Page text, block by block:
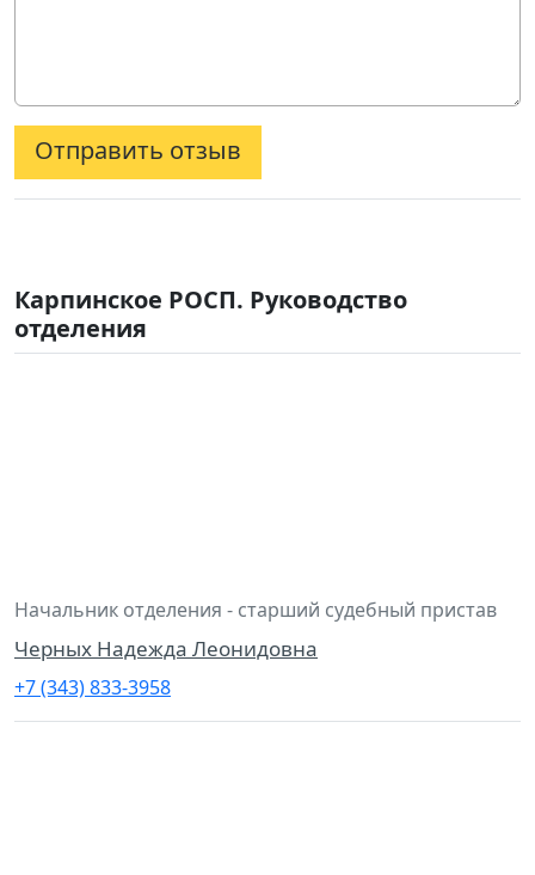
Отправить отзыв
Карпинское РОСП. Руководство
отделения
Начальник отделения - старший судебный пристав
Черных Надежда Леонидовна
+7 (343) 833-3958